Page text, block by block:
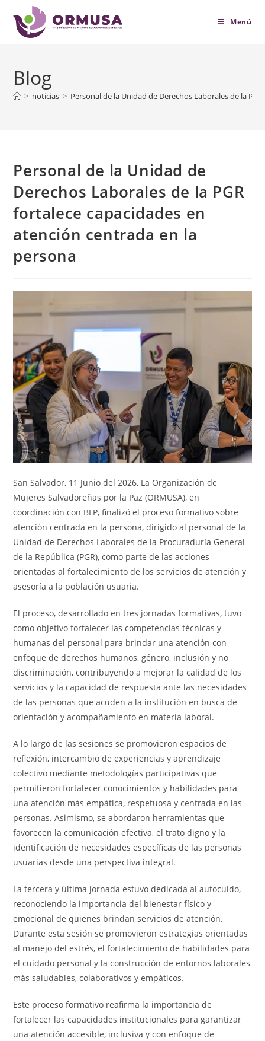
contenido
Menú
Blog
> noticias > Personal de la Unidad de Derechos Laborales de la
Personal de la Unidad de
Derechos Laborales de la PGR
fortalece capacidades en
atención centrada en la
persona
San Salvador, 11 Junio del 2026, La Organización de
Mujeres Salvadoreñas por la Paz (ORMUSA), en
coordinación con BLP, finalizó el proceso formativo sobre
atención centrada en la persona, dirigido al personal de la
Unidad de Derechos Laborales de la Procuraduría General
de la República (PGR), como parte de las acciones
orientadas al fortalecimiento de los servicios de atención y
asesoría a la población usuaria.
El proceso, desarrollado en tres jornadas formativas, tuvo
como objetivo fortalecer las competencias técnicas y
humanas del personal para brindar una atención con
enfoque de derechos humanos, género, inclusión y no
discriminación, contribuyendo a mejorar la calidad de los
servicios y la capacidad de respuesta ante las necesidades
de las personas que acuden a la institución en busca de
orientación y acompañamiento en materia laboral.
A lo largo de las sesiones se promovieron espacios de
reflexión, intercambio de experiencias y aprendizaje
colectivo mediante metodologías participativas que
permitieron fortalecer conocimientos y habilidades para
una atención más empática, respetuosa y centrada en las
personas. Asimismo, se abordaron herramientas que
favorecen la comunicación efectiva, el trato digno y la
identificación de necesidades específicas de las personas
usuarias desde una perspectiva integral.
La tercera y última jornada estuvo dedicada al autocuido,
reconociendo la importancia del bienestar físico y
emocional de quienes brindan servicios de atención.
Durante esta sesión se promovieron estrategias orientadas
al manejo del estrés, el fortalecimiento de habilidades para
el cuidado personal y la construcción de entornos laborales
más saludables, colaborativos y empáticos.
Este proceso formativo reafirma la importancia de
fortalecer las capacidades institucionales para garantizar
una atención accesible, inclusiva y con enfoque de